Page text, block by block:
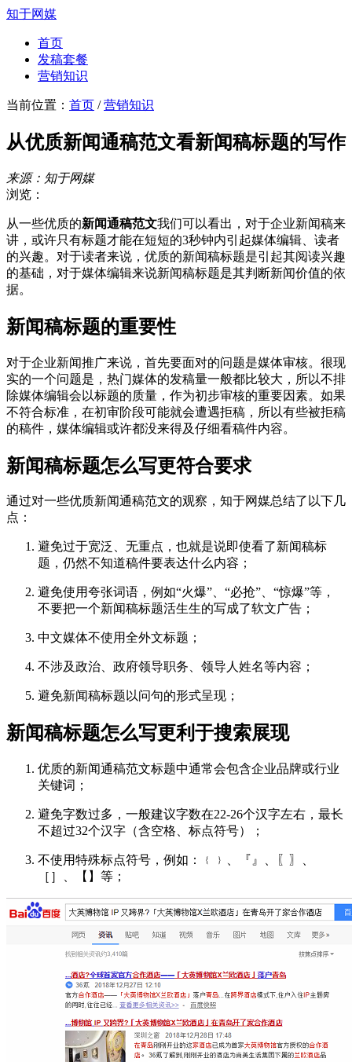
知于网媒
首页
发稿套餐
营销知识
当前位置： 首页 /营销知识
从优质新闻通稿范文看新闻稿标题的写作
来源：知于网媒
浏览：
从一些优质的新闻通稿范文我们可以看出，对于企业新闻稿来
讲，或许只有标题才能在短短的3秒钟内引起媒体编辑、读者
的兴趣。对于读者来说，优质的新闻稿标题是引起其阅读兴趣
的基础，对于媒体编辑来说新闻稿标题是其判断新闻价值的依
据。
新闻稿标题的重要性
对于企业新闻推广来说，首先要面对的问题是媒体审核。很现
实的一个问题是，热门媒体的发稿量一般都比较大，所以不排
除媒体编辑会以标题的质量，作为初步审核的重要因素。如果
不符合标准，在初审阶段可能就会遭遇拒稿，所以有些被拒稿
的稿件，媒体编辑或许都没来得及仔细看稿件内容。
新闻稿标题怎么写更符合要求
通过对一些优质新闻通稿范文的观察，知于网媒总结了以下几
点：
避免过于宽泛、无重点，也就是说即使看了新闻稿标
题，仍然不知道稿件要表达什么内容；
避免使用夸张词语，例如“火爆”、“必抢”、“惊爆”等，
不要把一个新闻稿标题活生生的写成了软文广告；
中文媒体不使用全外文标题；
不涉及政治、政府领导职务、领导人姓名等内容；
避免新闻稿标题以问句的形式呈现；
新闻稿标题怎么写更利于搜索展现
优质的新闻通稿范文标题中通常会包含企业品牌或行业
关键词；
避免字数过多，一般建议字数在22-26个汉字左右，最长
不超过32个汉字（含空格、标点符号）；
不使用特殊标点符号，例如：﹛﹜、『』、〖〗、
［］、【】等；